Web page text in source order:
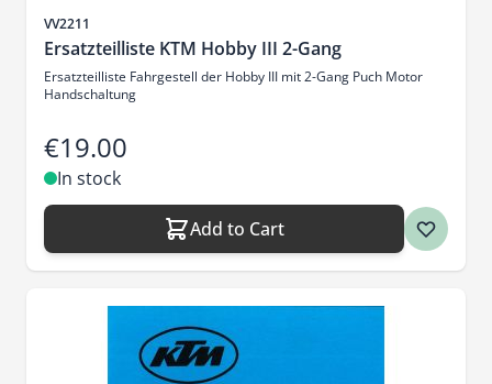
Sku
VV2211
Ersatzteilliste KTM Hobby III 2-Gang
Ersatzteilliste Fahrgestell der Hobby III mit 2-Gang Puch Motor
Handschaltung
€19.00
In stock
Add to Cart